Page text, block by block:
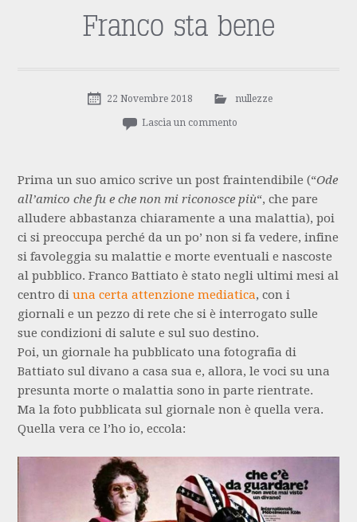
Franco sta bene
22 Novembre 2018 nullezze
Lascia un commento
Prima un suo amico scrive un post fraintendibile (“Ode
all’amico che fu e che non mi riconosce più“, che pare
alludere abbastanza chiaramente a una malattia), poi
ci si preoccupa perché da un po’ non si fa vedere, infine
si favoleggia su malattie e morte eventuali e nascoste
al pubblico. Franco Battiato è stato negli ultimi mesi al
centro diuna certa attenzione mediatica, con i
giornali e un pezzo di rete che si è interrogato sulle
sue condizioni di salute e sul suo destino.
Poi, un giornale ha pubblicato una fotografia di
Battiato sul divano a casa sua e, allora, le voci su una
presunta morte o malattia sono in parte rientrate.
Ma la foto pubblicata sul giornale non è quella vera.
Quella vera ce l’ho io, eccola: